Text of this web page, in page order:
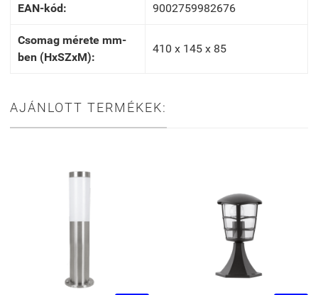
EAN-kód: 9002759982676
Csomag mérete mm-
ben (HxSZxM):
410 x 145 x 85
AJÁNLOTT TERMÉKEK: